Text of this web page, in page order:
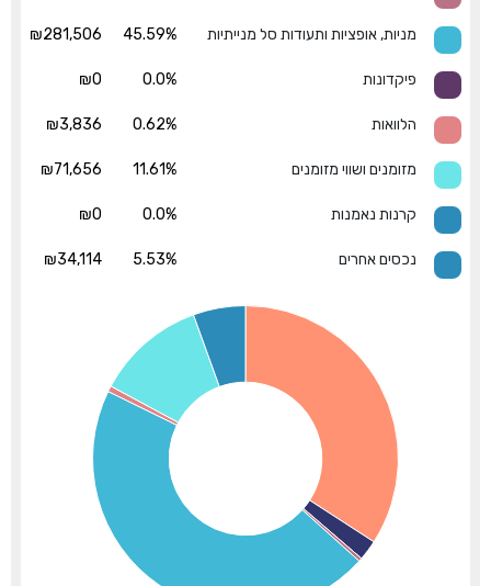
מניות, אופציות ותעודות סל מנייתיות 45.59%
₪281,506
פיקדונות 0.0%
₪0
הלוואות 0.62%
₪3,836
מזומנים ושווי מזומנים 11.61%
₪71,656
קרנות נאמנות 0.0%
₪0
נכסים אחרים 5.53%
₪34,114